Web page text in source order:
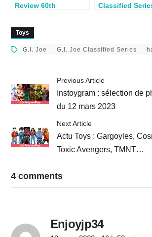
Review 60th
Classified
Toys
G.I. Joe G.I. Joe Classified Series
Previous Article
Instoygram : sélection de
du 12 mars 2023
Next Article
Actu Toys : Gargoyles,
Toxic Avengers, TMNT…
4 comments
Enjoyjp34